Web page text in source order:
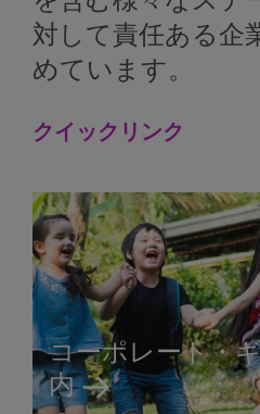
対して責任ある企
めています。
コーポレート・
内
クイックリンク